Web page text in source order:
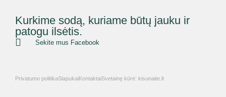
Kurkime sodą, kuriame būtų jauku ir
patogu ilsėtis.
Sekite mus Facebook
Privatumo politikaSlapukaiKontaktaiSvetainę kūrė: kisunaite.lt